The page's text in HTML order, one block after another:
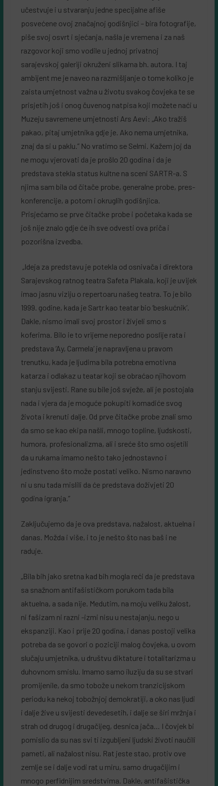
učestvuje i u stvaranju jedne specijalne afiše
posvećene ovoj značajnoj godišnjici – bira fotografije,
piše svoj osvrt i sjećanja, našla je vremena i za naš
razgovor koji smo vodile u jednoj privatnoj
sarajevskoj galeriji okruženi slikama bh. autora. I taj
ambijent me je naveo na razmišljanje o tome koliko je
zaista umjetnost važna u životu svakog čovjeka te se
prisjetih još i onog čuvenog natpisa koji možete naći u
Muzeju savremene umjetnosti Ars Aevi: „Ako tražiš
pakao, pitaj umjetnika gdje je. Ako nema umjetnika,
znaj da si u paklu.” No vratimo se Selmi. Kažem joj da
ne mogu vjerovati da je prošlo 20 godina i da je
predstava stekla status kultne na sceni SARTR-a. S
njima sam bila od čitače probe, generalne probe, pres-
konferencije, a potom i okruglih godišnjica.
Prisjećamo se prve čitačke probe i početaka kada se
još nije znalo gdje će ih sve odvesti ova priča i
pozorišna izvedba.
„Ideja za predstavu je potekla od osnivača i direktora
Sarajevskog ratnog teatra Safeta Plakala, koji je uvijek
imao jasnu viziju o repertoaru našeg teatra. To je bilo
1999. godine, kada je Sartr kao teatar bio ‘beskućnik’.
Dakle, nismo imali svoj prostor i živjeli smo s
koferima. Bilo ie to vrijeme neporedno poslije rata i
predstava ‘Ay, Carmela’ je napravljena u pravom
trenutku, kada je ljudima bila potrebna emotivna
katarza i odlakaz u teatar koji se obraćao njihovom
stanju svijesti. Rane su bile još svježe, ali je postojala
nada i vjera da je moguće pokupiti komadiće svog
života i krenuti dalje. Od prve čitačke probe znali smo
da smo se kao ekipa našli, mnogo topline, ljudskosti,
humora, profesionalizma, ali i sreće što smo osjetili
da u rukama imamo nešto tako jednostavno i
jedinstveno što može postati veliko. Nismo naravno
ni u snu tada mislili da će predstava doživjeti 20
godina igranja.”
Zaključujemo da je ova predstava, nažalost, aktuelna i
danas. Možda i više, i to je nešto što nas baš i ne
raduje.
„Bila bih jako sretna kad bih mogla reći da je predstava
sa snažnom antifašističkom porukom tada bila
aktuelna, a sada nije. Medutim, na moju veliku žalost,
ni fašizam ni razni -izmi nisu u nestajanju, nego u
ekspanziji. Kao i prije 20 godina, i danas postoji velika
potreba da se govori o poziciji malog čovjeka, u ovom
slučaju umjetnika, u društvu diktature i totalitarizma u
duhovnom smislu. Imamo samo iluziju da su se stvari
promijenile, da smo tobože u nekom tranzicijskom
periodu ka nekoj tobožnjoj demokratiji, a oko nas ljudi
i dalje žive u svijesti devedesetih, i dalje se širi mržnja i
strah od drugog i drugačijeg, desnica jača… I čovjek bi
pomislio da su nas svi ti izgubljeni ljudski životi naučili
pameti, ali nažalost nisu. Rat jeste stao, protiv ove
zemlje se i dalje vodi rat u miru, samo drugačijim i
mnogo perfidnijim sredstvima. Dakle, antifašistička